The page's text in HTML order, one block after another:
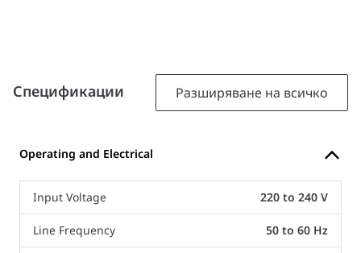
Спецификации Разширяване на всичко
Operating and Electrical
Input Voltage 220 to 240 V
Line Frequency 50 to 60 Hz